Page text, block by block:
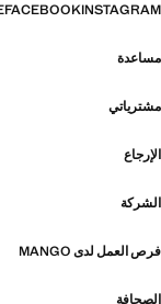
INSTAGRAM
FACEBOOK
مساعدة
مشترياتي
الإرجاع
الشركة
فرص العمل لدى MANGO
الصحافة